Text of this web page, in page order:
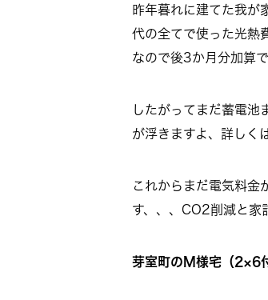
昨年暮れに建てた我が
代の全てで使った光熱
なので後3か月分加算で
したがってまだ蓄電池
が浮きますよ、詳しく
これからまだ電気料金
す、、、CO2削減と家
芽室町のM様宅（2×6